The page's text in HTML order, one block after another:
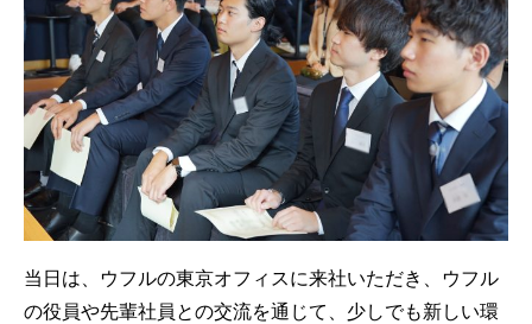
当日は、ウフルの東京オフィスに来社いただき、ウフル
の役員や先輩社員との交流を通じて、少しでも新しい環